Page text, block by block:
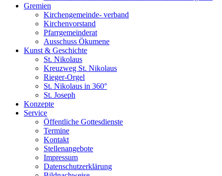
Gremien
Kirchengemeinde- verband
Kirchenvorstand
Pfarrgemeinderat
Ausschuss Ökumene
Kunst & Geschichte
St. Nikolaus
Kreuzweg St. Nikolaus
Rieger-Orgel
St. Nikolaus in 360°
St. Joseph
Konzepte
Service
Öffentliche Gottesdienste
Termine
Kontakt
Stellenangebote
Impressum
Datenschutzerklärung